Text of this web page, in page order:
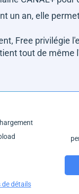
un an, elle
Free privilégie
tout de même
de détails